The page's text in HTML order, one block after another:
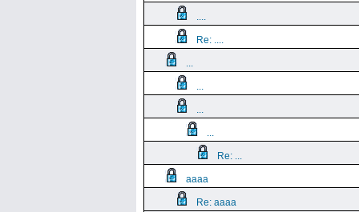
....
Re: ....
...
...
...
...
Re: ...
aaaa
Re: aaaa